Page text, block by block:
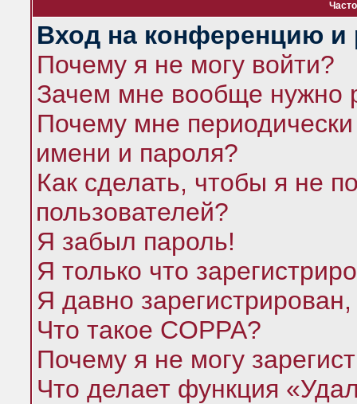
Вход на конференцию и
Почему я не могу войти?
Зачем мне вообще нужно
Почему мне
имени и пароля?
Как сделать, чтобы я не
пользователей?
Я забыл пароль!
Я только что
Я давно
Что такое COPPA?
Почему я не могу
Что делает функция